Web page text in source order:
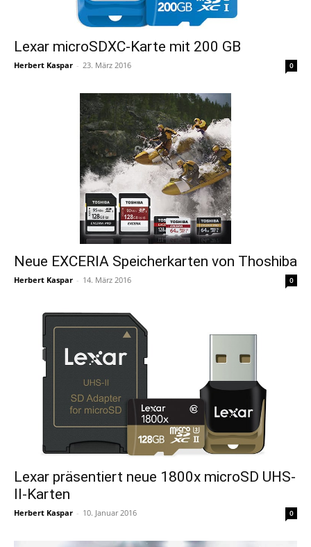
Lexar microSDXC-Karte mit 200 GB
Herbert Kaspar - 23. März 2016 0
Neue EXCERIA Speicherkarten von Thoshiba
Herbert Kaspar - 14. März 2016 0
Lexar präsentiert neue 1800x microSD UHS-
II-Karten
Herbert Kaspar - 10. Januar 2016 0